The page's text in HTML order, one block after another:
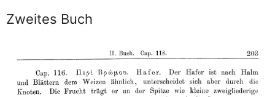
Zweites Buch